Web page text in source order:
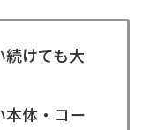
けても大
本体・コー